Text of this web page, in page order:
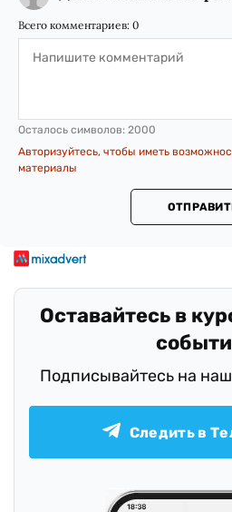
Всего комментариев: 0
Осталось символов: 2000
Авторизуйтесь, чтобы иметь
материалы
Оставайтесь в
Подписывайтесь на
Следить в